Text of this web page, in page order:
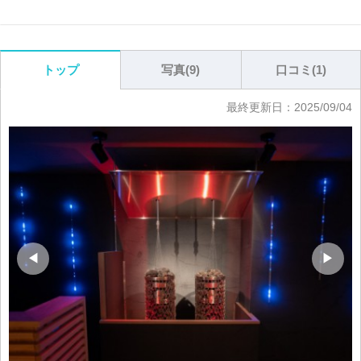
トップ 写真(9) 口コミ(1)
最終更新日： 2025/09/04
◀ ▶